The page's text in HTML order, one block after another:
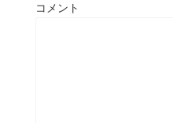
コメント